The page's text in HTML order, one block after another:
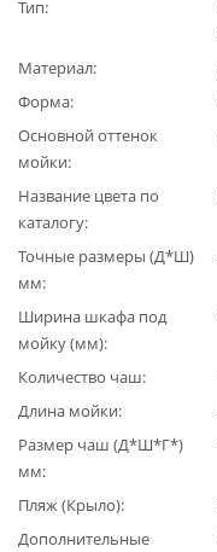
Тип
Материал
Форма
Основной оттенок
мойки
Название цвета по
каталогу
Точные размеры (Д*Ш)
мм
Ширина шкафа под
мойку (мм)
Количество чаш
Длина мойки
Размер чаш (Д*Ш*Г*)
мм
Пляж (Крыло)
Дополнительные